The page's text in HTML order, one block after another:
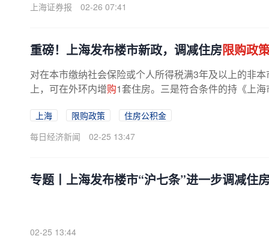
上海证券报
02-26 07:41
重磅！上海发布楼市新政，调减住房限购政
对在本市缴纳社会保险或个人所得税满3年及以上的非
上，可在外环内增购1套住房。三是符合条件的持《上
上海 限购政策
住房公积金
每日经济新闻
02-25 13:47
专题丨上海发布楼市“沪七条”进一步调减住
02-25 13:44